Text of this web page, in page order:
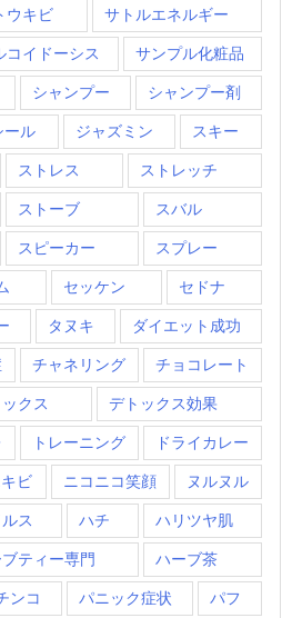
ウキビ サトルエネルギー
コイドーシス サンプル化粧品
シャンプー シャンプー剤
ール ジャズミン スキー
ストレス ストレッチ
ストーブ スバル
スピーカー スプレー
セッケン セドナ
タヌキ ダイエット成功
チャネリング チョコレート
クス デトックス効果
トレーニング ドライカレー
ビ ニコニコ笑顔 ヌルヌル
ス ハチ ハリツヤ肌
ティー専門 ハーブ茶
ンコ パニック症状 パフ